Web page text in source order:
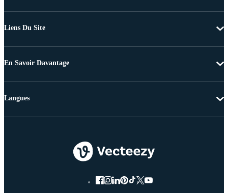
Liens Du Site
En Savoir Davantage
Langues